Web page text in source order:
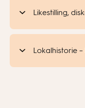
Likestilling,
Lokalhistorie